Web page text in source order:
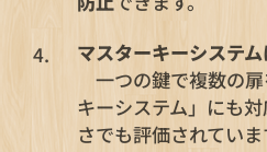
マスターキーシステ
一つの鍵で複数の
キーシステム」にも
さでも評価されていま